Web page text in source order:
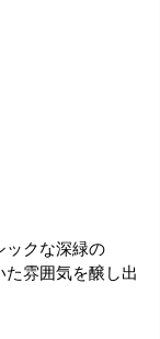
ックな深緑の
雰囲気を醸し出